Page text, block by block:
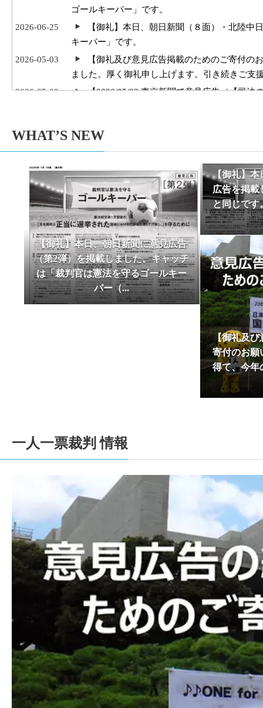
ゴールキーパー」です。
2026-06-25
【御礼】本日、朝日新聞（８面）・北陸
キーパー」です。
2026-05-03
【御礼及び意見広告掲載のためのご寄付
ました。厚く御礼申し上げます。引き続きご支
2026-05-03
【2026/05/03 東京新聞で意見広告（【司法
【2025/05/03 東京新聞で意見広告（裁判
2025-05-03
【御礼及び意見広告掲載のためのご寄付の
ました。厚く御礼申し上げます。引き続きご支
2025-02-12
１人１票裁判（2024年衆院）裁判情報を追
2025-01-01
2025年一人一票元年を期して、トップペー
2024-10-24
【10/27衆院選＆最高裁裁判官国民審査用
2024-10-24
【2024/10/20付東京新聞に最高裁裁判官国
2024-10-24
【10/27衆院選＆最高裁裁判官国民審査用
2024-08-28
【2024/08/28付東京新聞にサポーター鶴本
【2024/08/04付東京新聞に升永英俊弁護士
【サポーター有志による新聞 「One for
6/29「選挙権・選挙制度および国民の政治
【御礼及び意見広告掲載のためのご寄付
ました。厚く御礼申し上げます。引き続きご
2023-10-11
１人１票裁判（2022参）大法廷判決期日情
【１人１票実現CM（第15弾）「シカ物語
なって感想をSNSに投稿して下さい！（１動
【一人一票実現CMアーカイブに動画を追
て下さい！】>>> こちらをクリック。】
2023-05-03
【御礼及び意見広告掲載のためのご寄付
ました。厚く御礼申し上げます。引き続きご支
2023-05-03
【2023/05/03 東京新聞で意見広告（教えて
番組出演情報（ジャーナリスト青木理 ｘ
た衆議院選挙で、いわゆる1票の格差が最大で
大法廷を明日に控え、この「一票の格差」の問
2023-01-23
１人１票裁判（2021衆）大法廷判決情報を
2023-01-01
2023-01-01 年始のご挨拶を申し上げます
2022-12-12
１人１票裁判（2022参）高裁判決を追加し
2022-12-12
１人１票裁判（2021衆）大法廷弁論期日情
WHAT’S NEW
【御礼】本日、朝日新聞に意見広告
（第2弾）を掲載しました。キャッチ
は「裁判官は憲法を守るゴールキー
パー（...
Jul
2026
【御礼】本
広告を掲載
と同じです
2026
【御礼及び
寄付のお願
得て、今年
May
2026
一人一票裁判 情報
１人１